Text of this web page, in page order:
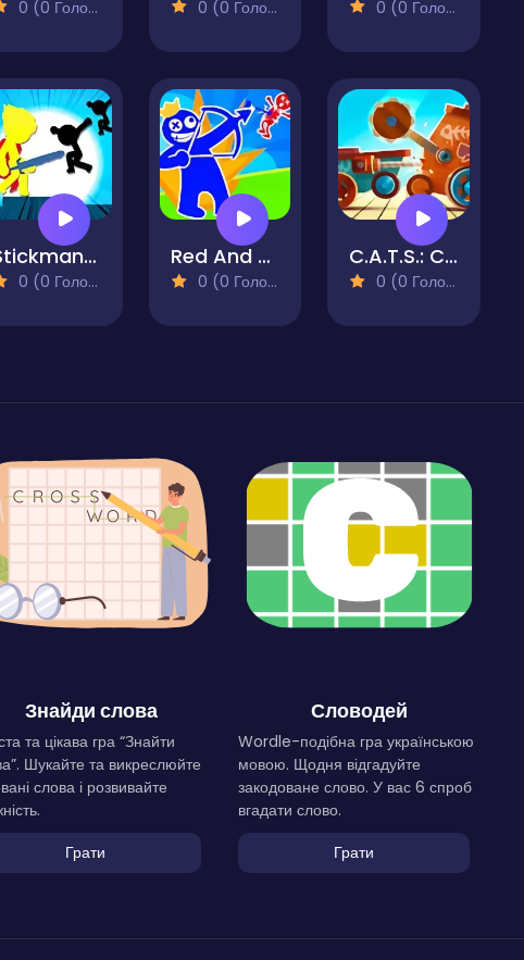
0 (0 Голосів) 0 (0 Голосів) 0 (0 Голосів)
Stickman The Flash
0 (0 Голосів)
Red And Blue Stickman Spy Puzzles
0 (0 Голосів)
C.A.T.S.: Crash Arena Turbo Stars
0 (0 Голосів)
Знайди слова
та цікава гра “Знайти
Шукайте та викреслюйте
слова і розвивайте
Грати
Словодей
Wordle-подібна гра українською
мовою. Щодня відгадуйте
закодоване слово. У вас 6 спроб
вгадати слово.
Грати